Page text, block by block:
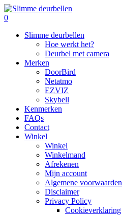
Skip
to
content
search
0
Slimme deurbellen
Hoe werkt het?
Deurbel met camera
Merken
DoorBird
Netatmo
EZVIZ
Skybell
Kenmerken
FAQs
Contact
Winkel
Winkel
Winkelmand
Afrekenen
Mijn account
Algemene voorwaarden
Disclaimer
Privacy Policy
Cookieverklaring